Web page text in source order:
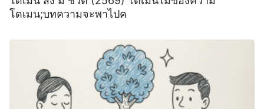
โดเมน;บทความจะพาไปค